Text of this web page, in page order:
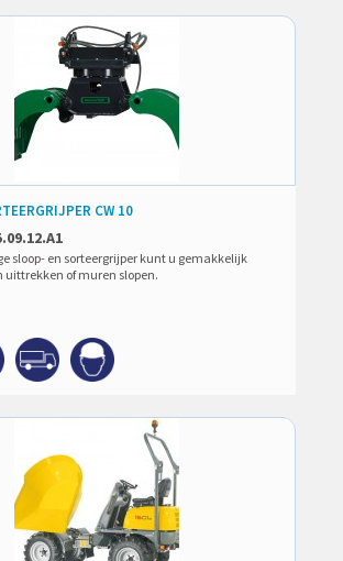
CW 10
sloop- en sorteergrijper kunt u gemakkelijk
uittrekken of muren slopen.